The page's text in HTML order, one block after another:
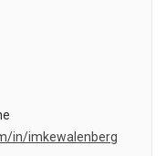
in/imkewalenberg